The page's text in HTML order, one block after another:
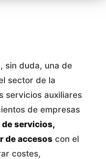
sin duda, una de
sector de la
servicios auxiliares
de empresas
servicios,
de accesoscon el
costes,